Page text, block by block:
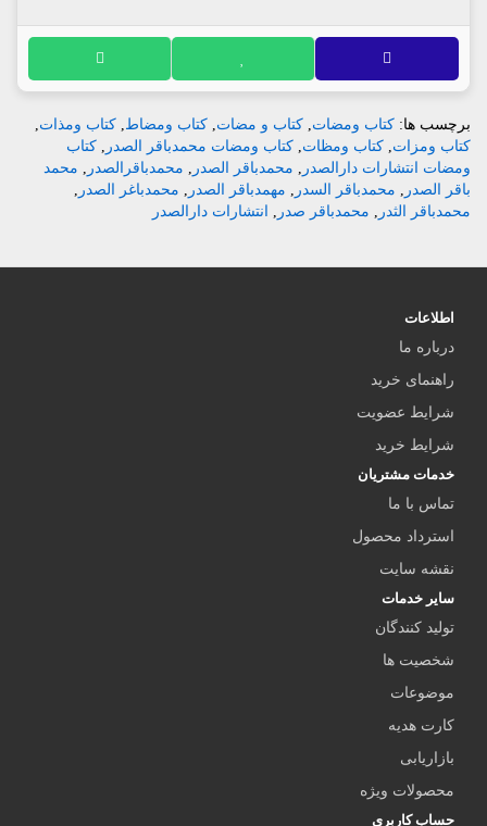
برچسب ها: کتاب ومضات, کتاب و مضات, کتاب ومضاط, کتاب ومذات,
کتاب ومزات, کتاب ومظات, کتاب ومضات محمدباقر الصدر , کتاب
ومضات انتشارات دارالصدر , محمدباقر الصدر , محمدباقرالصدر , محمد
باقر الصدر , محمدباقر السدر , مهمدباقر الصدر , محمدباغر الصدر ,
محمدباقر الثدر , محمدباقر صدر , انتشارات دارالصدر
اطلاعات
درباره ما
راهنمای خرید
شرایط عضویت
شرایط خرید
خدمات مشتریان
تماس با ما
استرداد محصول
نقشه سایت
سایر خدمات
تولید کنندگان
شخصیت ها
موضوعات
کارت هدیه
بازاریابی
محصولات ویژه
حساب کاربری